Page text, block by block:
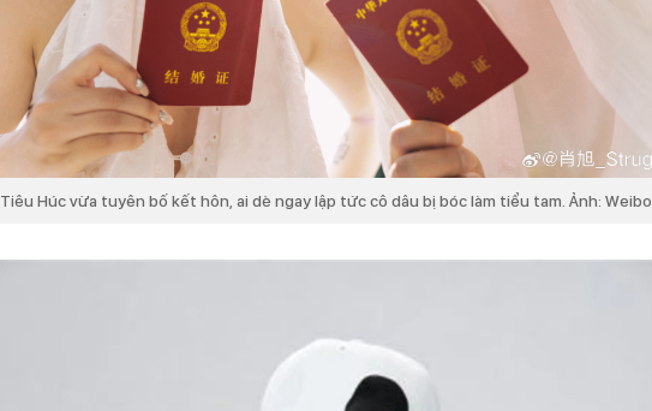
Tiêu Húc vừa tuyên bố kết hôn, ai dè ngay lập tức cô dâu bị bóc làm tiểu tam. Ảnh: Weibo